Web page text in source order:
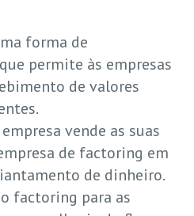
forma de
permite às empresas
de valores
vende as suas
de factoring em
de dinheiro.
factoring para as